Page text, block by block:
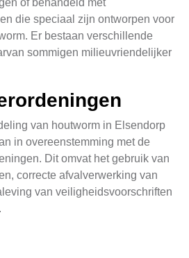
of behandeld met
die speciaal zijn ontworpen voor
Er bestaan verschillende
sommigen milieuvriendelijker
van houtworm in Elsendorp
in overeenstemming met de
Dit omvat het gebruik van
correcte afvalverwerking van
van veiligheidsvoorschriften